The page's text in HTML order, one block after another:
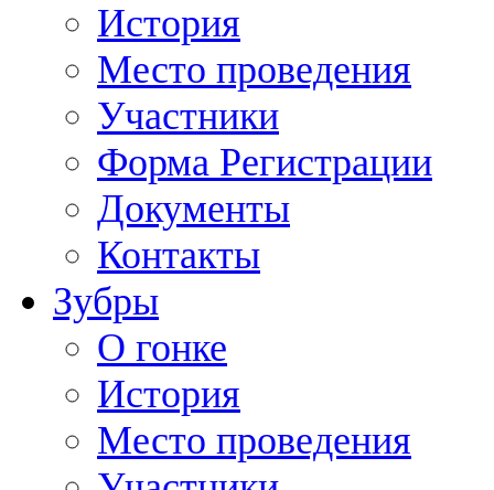
История
Место проведения
Участники
Форма Регистрации
Документы
Контакты
Зубры
О гонке
История
Место проведения